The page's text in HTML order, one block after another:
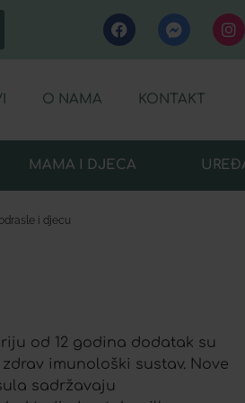
O NAMA KONTAKT
MAMA I DJECA
i djecu
od 12 godina dodatak su
imunološki sustav. Nove
sadržavaju